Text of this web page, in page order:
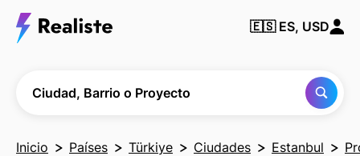
Encuentra
cualquier
🇪🇸 ES, USD
Ciudad, Barrio o Proyecto
Inicio Países Türkiye Ciudades Estanbul